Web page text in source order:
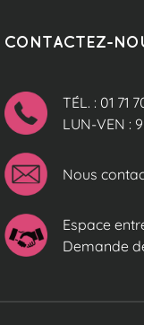
CONTACTEZ-
TÉL. : 01 71
LUN-VEN :
Nous
Espace
Demande